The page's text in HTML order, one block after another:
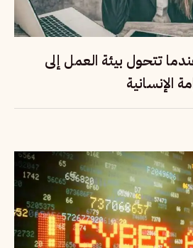
تتحول بيئة العمل إلى
الإنسانية